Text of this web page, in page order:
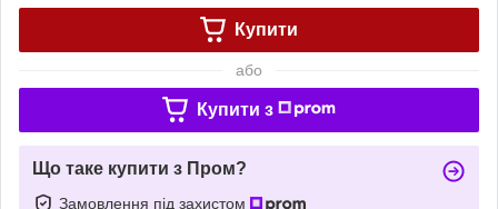
Купити
або
Купити з
Що таке купити з Пром?
Замовлення під захистом